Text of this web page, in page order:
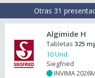
Otras 31
Algimide H
Tabletas 325
10 Und.
Siegfried
INVIMA